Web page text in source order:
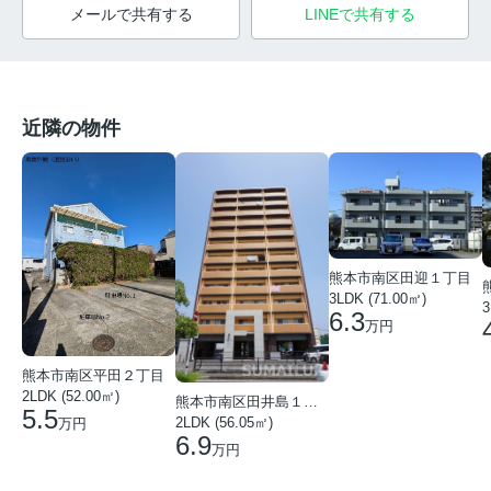
メールで共有する LINEで共有する
近隣の物件
熊本市南区平田２丁目
2LDK (52.00㎡)
5.5万円
2LDK (56.05㎡)
6.9万円
熊本市南区田迎１丁目
3LDK (71.00㎡)
6.3万円